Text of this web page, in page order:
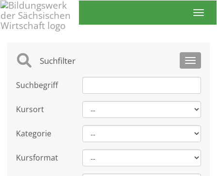
Toggle
Suchfilter
Suchbegriff
Kursort
Kategorie
Kursformat